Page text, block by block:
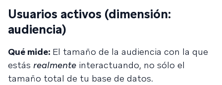
Usuarios activos (dimensión:
audiencia)
Qué mide: El tamaño de la audiencia con la que
estás realmente interactuando, no sólo el
tamaño total de tu base de datos.